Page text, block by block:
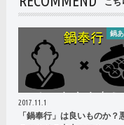
鍋
2017.11.1
「鍋奉行」は良いものか？